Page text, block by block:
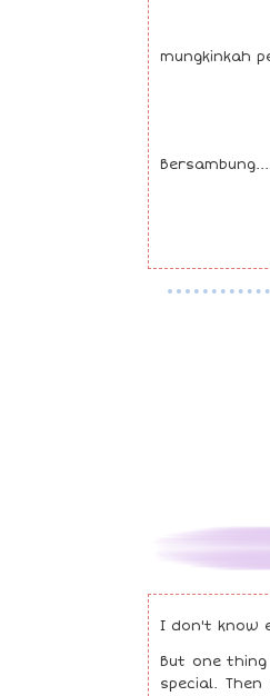
mungkinkah
I don't know
But one
special.